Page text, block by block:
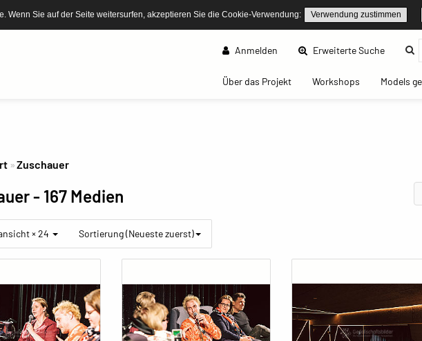
Wenn Sie auf der Seite weitersurfen, akzeptieren Sie die Cookie-Verwendung: Verwendung zustimmen
Anmelden Erweiterte Suche(current)
Über das Projekt(current)Workshops(current)Models
Zuschauer
- 167 Medien
× 24 Sortierung (Neueste zuerst)